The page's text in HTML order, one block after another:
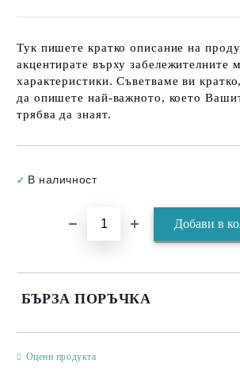
Тук пишете кратко описание на
акцентирате върху забележителните
характеристики. Съветваме ви
да опишете най-важното, което
трябва да знаят.
✓ В наличност
БЪРЗА ПОРЪЧКА
Оцени продукта